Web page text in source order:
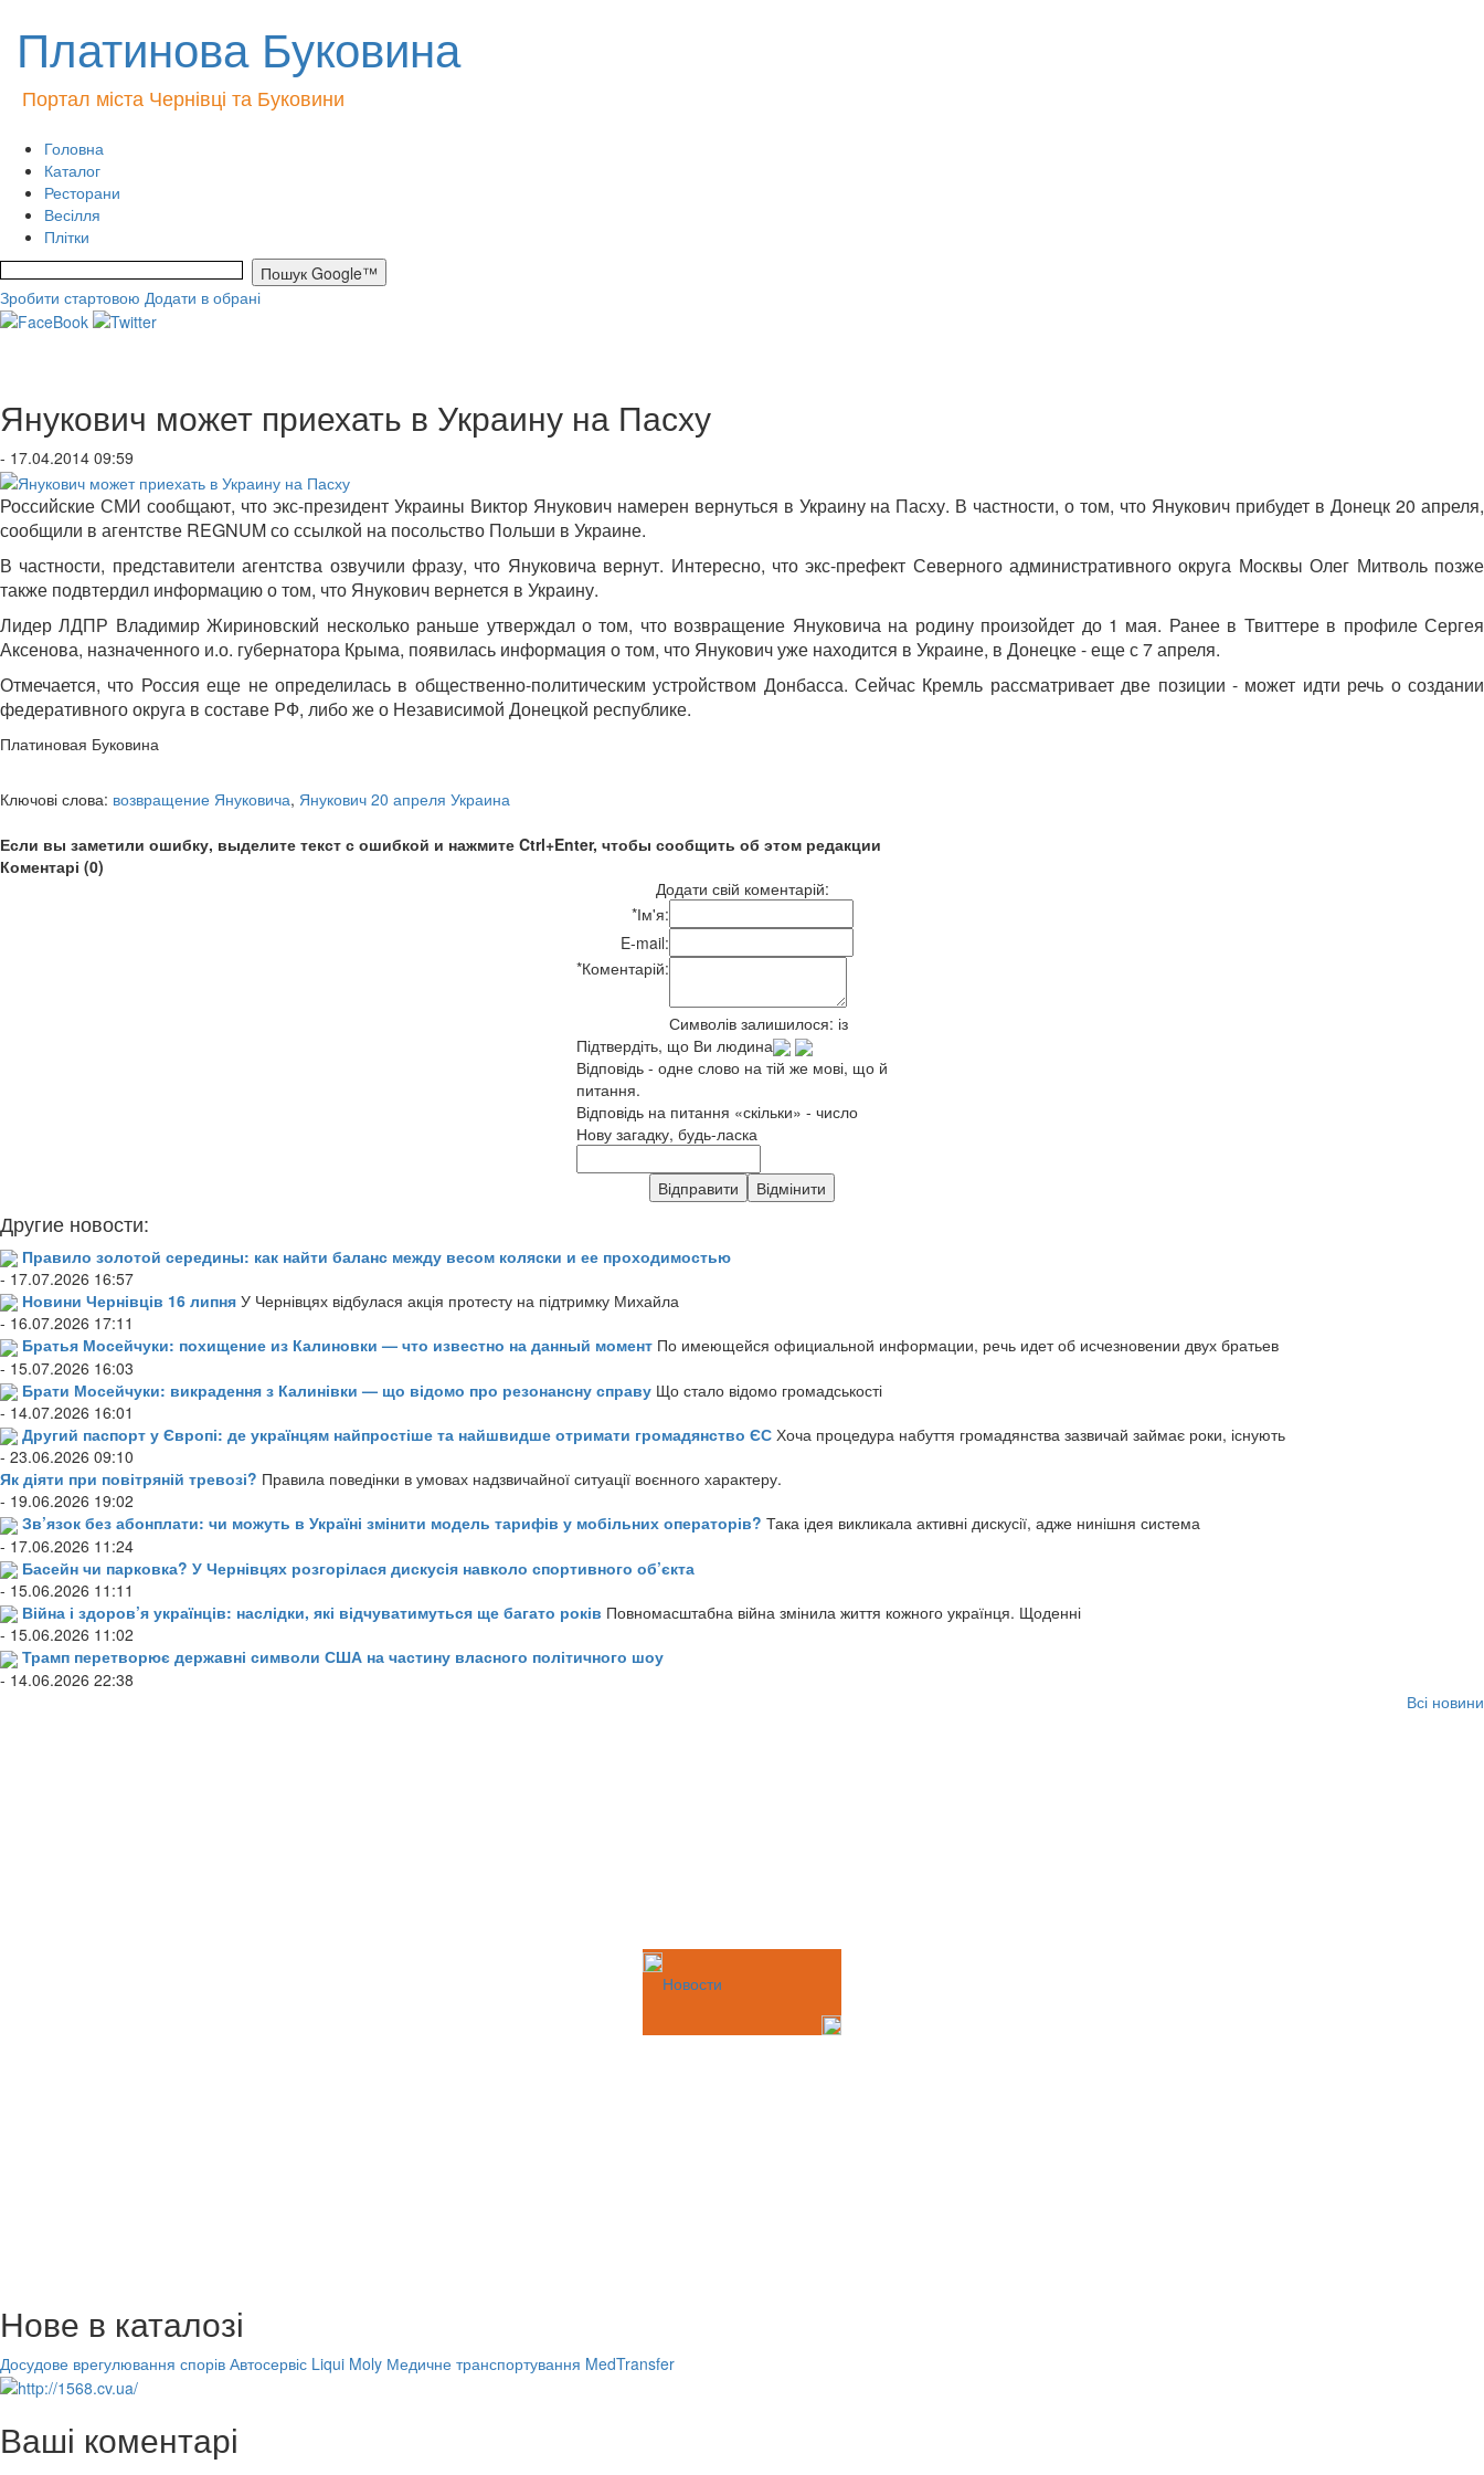
Платинова Буковина
Портал міста Чернівці та Буковини
Головна
Каталог
Ресторани
Весілля
Плітки
Зробити стартовою Додати в обрані
Янукович может приехать в Украину на Пасху
- 17.04.2014 09:59
Российские СМИ сообщают, что экс-президент Украины Виктор Янукович намерен вернуться в Украину на Пасху. В частности, о том, что Янукович прибудет в Донецк 20 апреля,
сообщили в агентстве REGNUM со ссылкой на посольство Польши в Украине.
В частности, представители агентства озвучили фразу, что Януковича вернут. Интересно, что экс-префект Северного административного округа Москвы Олег Митволь позже
также подвтердил информацию о том, что Янукович вернется в Украину.
Лидер ЛДПР Владимир Жириновский несколько раньше утверждал о том, что возвращение Януковича на родину произойдет до 1 мая. Ранее в Твиттере в профиле Сергея
Аксенова, назначенного и.о. губернатора Крыма, появилась информация о том, что Янукович уже находится в Украине, в Донецке - еще с 7 апреля.
Отмечается, что Россия еще не определилась в общественно-политическим устройством Донбасса. Сейчас Кремль рассматривает две позиции - может идти речь о создании
федеративного округа в составе РФ, либо же о Независимой Донецкой республике.
Платиновая Буковина
Ключові слова: возвращение Януковича, Янукович 20 апреля Украина
Если вы заметили ошибку, выделите текст с ошибкой и нажмите Ctrl+Enter, чтобы сообщить об этом редакции
Коментарі (0)
Додати свій коментарій:
*Ім'я:
E-mail:
*Коментарій:
Символів залишилося: із
Підтвердіть, що Ви людина
Відповідь - одне слово на тій же мові, що й
питання.
Відповідь на питання «скільки» - число
Нову загадку, будь-ласка
Другие новости:
Правило золотой середины: как найти баланс между весом коляски и ее проходимостью
- 17.07.2026 16:57
Новини Чернівців 16 липня У Чернівцях відбулася акція протесту на підтримку Михайла
- 16.07.2026 17:11
Братья Мосейчуки: похищение из Калиновки — что известно на данный момент По имеющейся официальной информации, речь идет об исчезновении двух братьев
- 15.07.2026 16:03
Брати Мосейчуки: викрадення з Калинівки — що відомо про резонансну справу Що стало відомо громадськості
- 14.07.2026 16:01
Другий паспорт у Європі: де українцям найпростіше та найшвидше отримати громадянство ЄС Хоча процедура набуття громадянства зазвичай займає роки, існують
- 23.06.2026 09:10
Як діяти при повітряній тревозі? Правила поведінки в умовах надзвичайної ситуації воєнного характеру.
- 19.06.2026 19:02
Зв’язок без абонплати: чи можуть в Україні змінити модель тарифів у мобільних операторів? Така ідея викликала активні дискусії, адже нинішня система
- 17.06.2026 11:24
Басейн чи парковка? У Чернівцях розгорілася дискусія навколо спортивного об’єкта
- 15.06.2026 11:11
Війна і здоров’я українців: наслідки, які відчуватимуться ще багато років Повномасштабна війна змінила життя кожного українця. Щоденні
- 15.06.2026 11:02
Трамп перетворює державні символи США на частину власного політичного шоу
- 14.06.2026 22:38
Всі новини
Новости
Нове в каталозі
Досудове врегулювання спорів Автосервіс Liqui Moly Медичне транспортування MedTransfer
Ваші коментарі